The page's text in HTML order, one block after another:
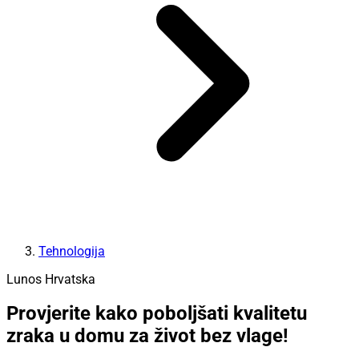
Tehnologija
Lunos Hrvatska
Provjerite kako poboljšati kvalitetu
zraka u domu za život bez vlage!